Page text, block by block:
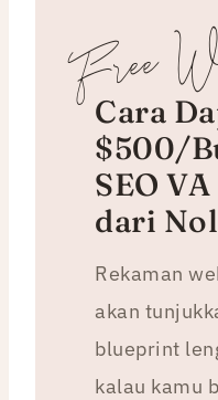
Free
Cara
$500/
SEO
dari Nol
Rekaman
akan
blueprint
kalau kamu